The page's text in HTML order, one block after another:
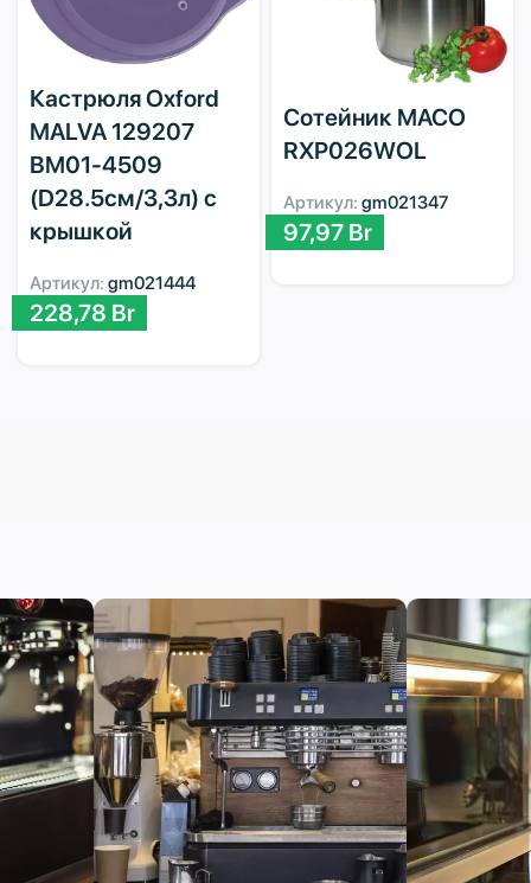
Кастрюля Oxford
MALVA 129207
BM01-4509
(D28.5см/3,3л) с
крышкой
Артикул: gm021444
228,78 Br
Сотейник MACO
RXP026WOL
Артикул: gm021347
97,97 Br